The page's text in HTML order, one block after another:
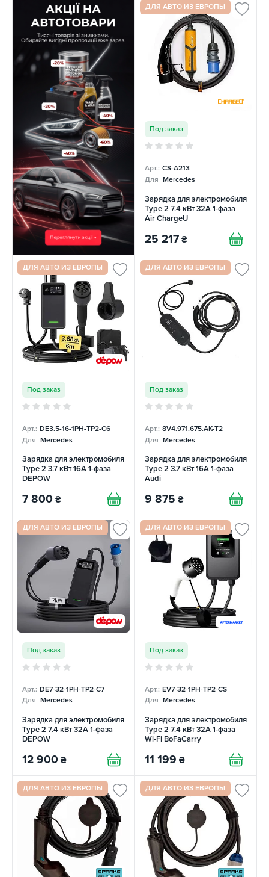
ДЛЯ АВТО ИЗ ЕВРОПЫ
Под заказ
Арт.: CS-A213
Для Mercedes
Зарядка для электромобиля
Type 2 7.4 кВт 32А 1-фаза
Air ChargeU
25 217 ₴
ДЛЯ АВТО ИЗ ЕВРОПЫ
Под заказ
Арт.: DE3.5-16-1PH-TP2-C6
Для Mercedes
Зарядка для электромобиля
Type 2 3.7 кВт 16А 1-фаза
DEPOW
7 800 ₴
ДЛЯ АВТО ИЗ ЕВРОПЫ
Под заказ
Арт.: 8V4.971.675.AK-T2
Для Mercedes
Зарядка для электромобиля
Type 2 3.7 кВт 16А 1-фаза
Audi
9 875 ₴
ДЛЯ АВТО ИЗ ЕВРОПЫ
Под заказ
Арт.: DE7-32-1PH-TP2-C7
Для Mercedes
Зарядка для электромобиля
Type 2 7.4 кВт 32А 1-фаза
DEPOW
12 900 ₴
ДЛЯ АВТО ИЗ ЕВРОПЫ
Под заказ
Арт.: EV7-32-1PH-TP2-CS
Для Mercedes
Зарядка для электромобиля
Type 2 7.4 кВт 32A 1-фаза
Wi-Fi BoFaCarry
11 199 ₴
ДЛЯ АВТО ИЗ ЕВРОПЫ ДЛЯ АВТО ИЗ ЕВРОПЫ